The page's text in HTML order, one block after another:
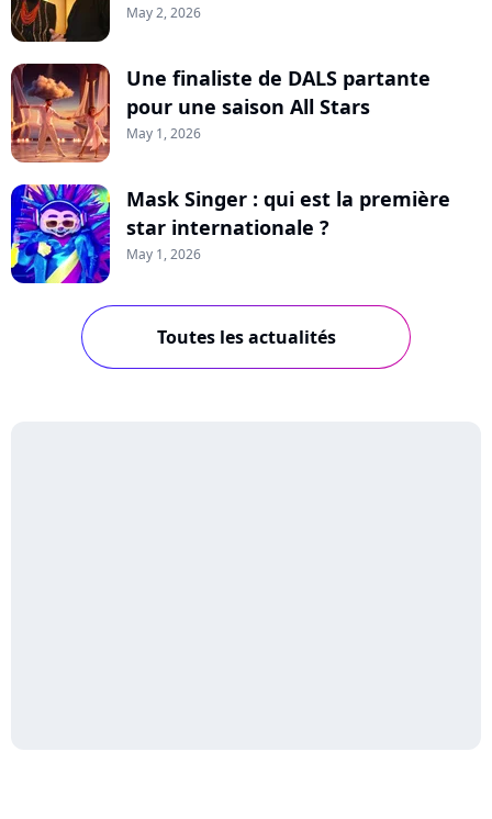
May 2, 2026
Une finaliste de DALS partante
pour une saison All Stars
May 1, 2026
Mask Singer : qui est la première
star internationale ?
May 1, 2026
Toutes les actualités